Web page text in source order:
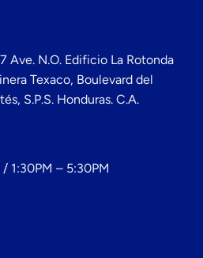
Ave. N.O. Edificio La Rotonda
Texaco, Boulevard del
S.P.S. Honduras. C.A.
1:30PM – 5:30PM